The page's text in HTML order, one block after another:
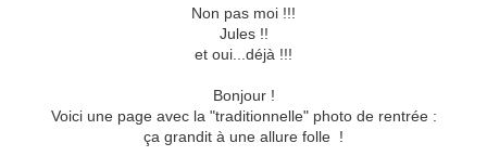
Non pas moi !!!
Jules !!
et oui...déjà !!!
Bonjour !
Voici une page avec la "traditionnelle" photo de rentrée :
ça grandit à une allure folle !